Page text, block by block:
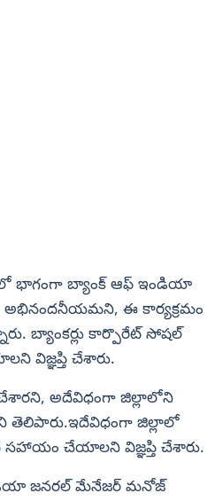
భాగంగా బ్యాంక్ ఆఫ్ ఇండియా
అభినందనీయమని, ఈ కార్యక్రమం
బ్యాంకర్లు కార్పొరేట్ సోషల్
విజ్ఞప్తి చేశారు.
అదేవిధంగా జిల్లాలోని
తెలిపారు.ఇదేవిధంగా జిల్లాలో
సహాయం చేయాలని విజ్ఞప్తి చేశారు.
జనరల్ మేనేజర్ మనోజ్